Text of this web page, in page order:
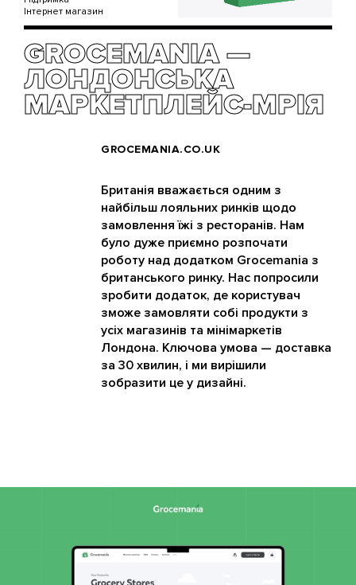
Інтернет магазин
GROCEMANIA —
ЛОНДОНСЬКА
МАРКЕТПЛЕЙС-МРІЯ
GROCEMANIA.CO.UK
Британія вважається одним з
найбільш лояльних ринків щодо
замовлення їжі з ресторанів. Нам
було дуже приємно розпочати
роботу над додатком Grocemania з
британського ринку. Нас попросили
зробити додаток, де користувач
зможе замовляти собі продукти з
усіх магазинів та мінімаркетів
Лондона. Ключова умова — доставка
за 30 хвилин, і ми вирішили
зобразити це у дизайні.